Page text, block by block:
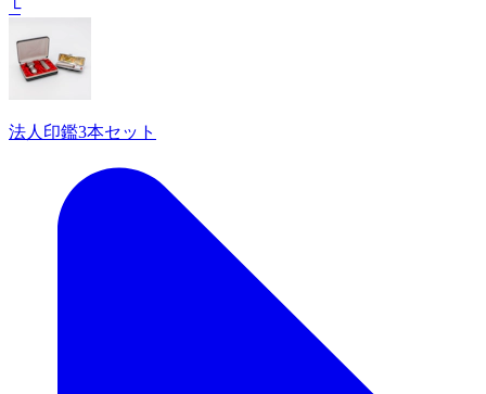
└
法人印鑑3本セット